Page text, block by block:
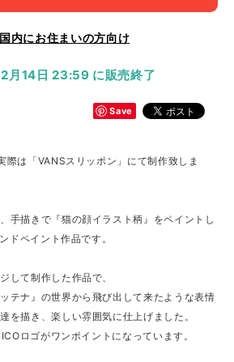
内にお住まいの方向け
月14日 23:59 に販売終了
Save
際は「VANSスリッポン」にて制作致しま
手描きで『猫の顔イラスト柄』をペイントし
ドペイント作品です。
して制作した作品で、
テナ』の世界から飛び出して来たような表情
を描き、楽しい雰囲気に仕上げました。
ロゴがワンポイントになっています。